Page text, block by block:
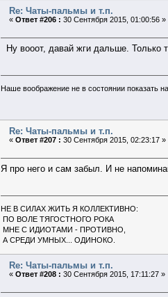
Re: Чаты-пальмы и т.п.
«Ответ #206 : 30 Сентября 2015, 01:00:56 »
Ну вооот, давай жги дальше. Только
Наше воображение не в состоянии показать
Re: Чаты-пальмы и т.п.
«Ответ #207 : 30 Сентября 2015, 02:23:17 »
Я про него и сам забыл. И не
НЕ В СИЛАХ ЖИТЬ Я КОЛЛЕКТИВНО:
ПО ВОЛЕ ТЯГОСТНОГО РОКА
МНЕ С ИДИОТАМИ - ПРОТИВНО,
А СРЕДИ УМНЫХ... ОДИНОКО.
Re: Чаты-пальмы и т.п.
«Ответ #208 : 30 Сентября 2015, 17:11:27 »